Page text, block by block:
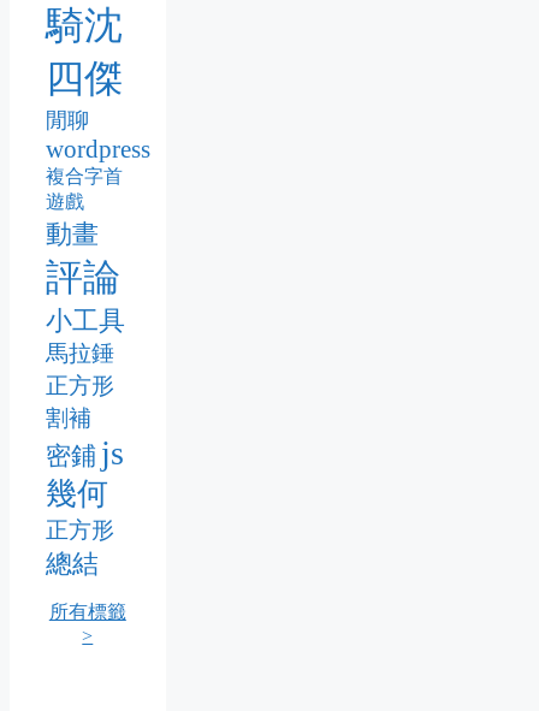
騎沈
四傑
閒聊
wordpress
複合字首
遊戲
動畫
評論
小工具
馬拉錘
正方形
割補
密鋪 js
幾何
正方形
總結
所有標籤
>